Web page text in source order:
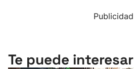
Publicidad
Te puede interesar